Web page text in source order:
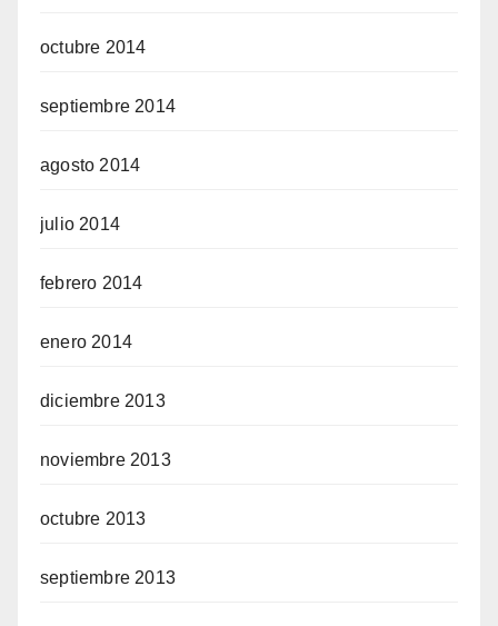
octubre 2014
septiembre 2014
agosto 2014
julio 2014
febrero 2014
enero 2014
diciembre 2013
noviembre 2013
octubre 2013
septiembre 2013